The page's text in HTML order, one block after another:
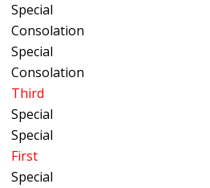
Special
Consolation
Special
Consolation
Third
Special
Special
First
Special